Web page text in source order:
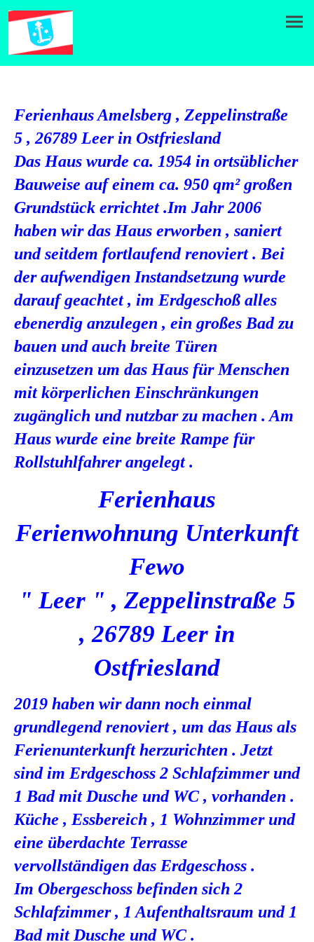
Ferienhaus Amelsberg , Zeppelinstraße
5 , 26789 Leer in Ostfriesland
Das Haus wurde ca. 1954 in ortsüblicher
Bauweise auf einem ca. 950 qm² großen
Grundstück errichtet .Im Jahr 2006
haben wir das Haus erworben , saniert
und seitdem fortlaufend renoviert . Bei
der aufwendigen Instandsetzung wurde
darauf geachtet , im Erdgeschoß alles
ebenerdig anzulegen , ein großes Bad zu
bauen und auch breite Türen
einzusetzen um das Haus für Menschen
mit körperlichen Einschränkungen
zugänglich und nutzbar zu machen . Am
Haus wurde eine breite Rampe für
Rollstuhlfahrer angelegt .
Ferienhaus
Ferienwohnung Unterkunft
Fewo
" Leer " , Zeppelinstraße 5
, 26789 Leer in
Ostfriesland
2019 haben wir dann noch einmal
grundlegend renoviert , um das Haus als
Ferienunterkunft herzurichten . Jetzt
sind im Erdgeschoss 2 Schlafzimmer und
1 Bad mit Dusche und WC , vorhanden .
Küche , Essbereich , 1 Wohnzimmer und
eine überdachte Terrasse
vervollständigen das Erdgeschoss .
Im Obergeschoss befinden sich 2
Schlafzimmer , 1 Aufenthaltsraum und 1
Bad mit Dusche und WC .